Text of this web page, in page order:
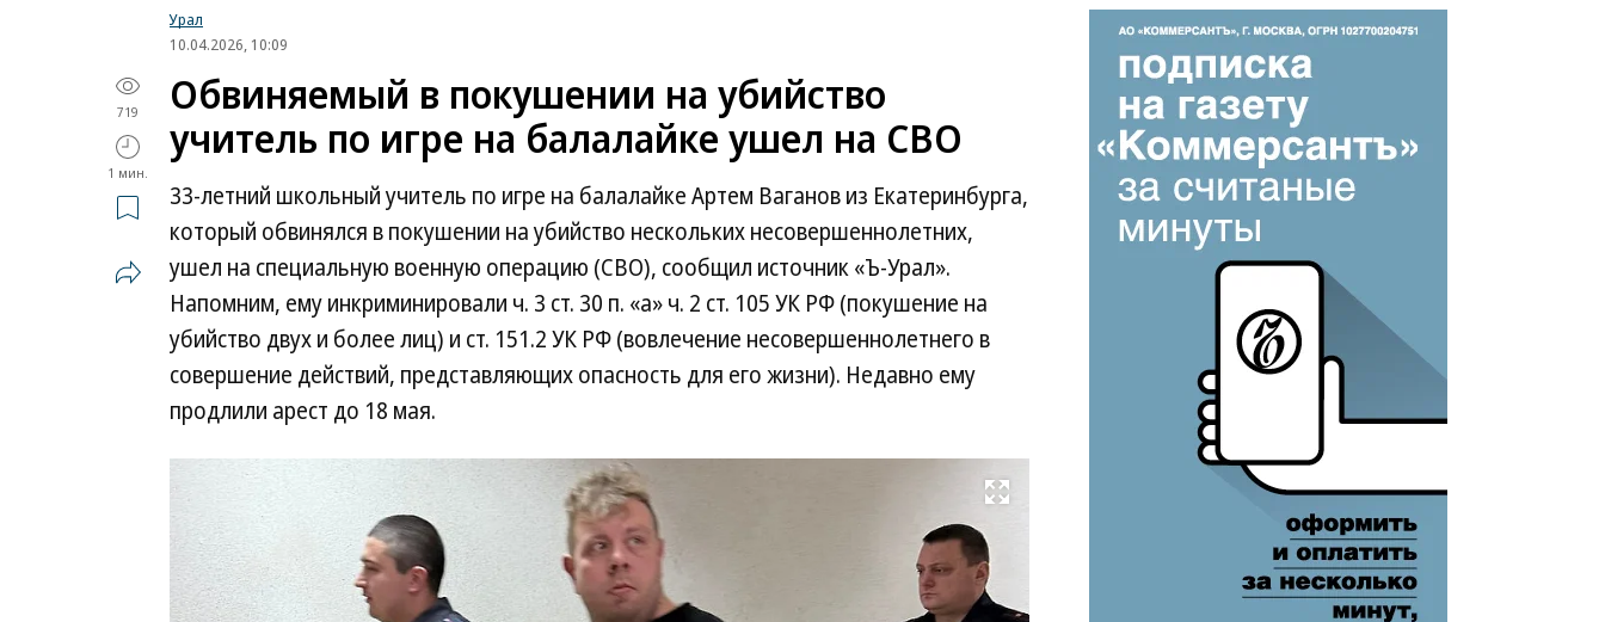
Урал
10.04.2026, 10:09
719
1 мин.
Обвиняемый в покушении на убийство
учитель по игре на балалайке ушел на СВО
33-летний школьный учитель по игре на балалайке Артем Ваганов из Екатеринбурга,
который обвинялся в покушении на убийство нескольких несовершеннолетних,
ушел на специальную военную операцию (СВО), сообщил источник «Ъ-Урал».
Напомним, ему инкриминировали ч. 3 ст. 30 п. «а» ч. 2 ст. 105 УК РФ (покушение на
убийство двух и более лиц) и ст. 151.2 УК РФ (вовлечение несовершеннолетнего в
совершение действий, представляющих опасность для его жизни). Недавно ему
продлили арест до 18 мая.
Развернуть на весь экран